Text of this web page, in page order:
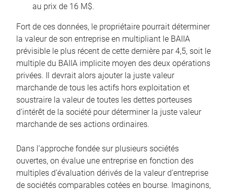
au prix de 16 M$.
Fort de ces données, le propriétaire pourrait déterminer
la valeur de son entreprise en multipliant le BAIIA
prévisible le plus récent de cette dernière par 4,5, soit le
multiple du BAIIA implicite moyen des deux opérations
privées. Il devrait alors ajouter la juste valeur
marchande de tous les actifs hors exploitation et
soustraire la valeur de toutes les dettes porteuses
d’intérêt de la société pour déterminer la juste valeur
marchande de ses actions ordinaires.
Dans l’approche fondée sur plusieurs sociétés
ouvertes, on évalue une entreprise en fonction des
multiples d’évaluation dérivés de la valeur d’entreprise
de sociétés comparables cotées en bourse. Imaginons,